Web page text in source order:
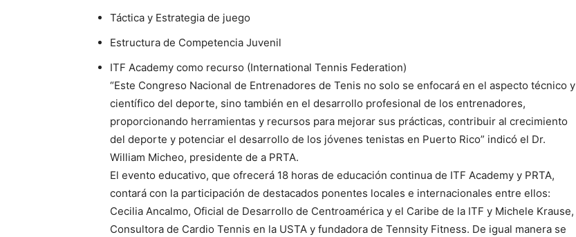
Táctica y Estrategia de juego
Estructura de Competencia Juvenil
ITF Academy como recurso (International Tennis Federation)
“Este Congreso Nacional de Entrenadores de Tenis no solo se enfocará en el aspecto técnico y
científico del deporte, sino también en el desarrollo profesional de los entrenadores,
proporcionando herramientas y recursos para mejorar sus prácticas, contribuir al crecimiento
del deporte y potenciar el desarrollo de los jóvenes tenistas en Puerto Rico” indicó el Dr.
William Micheo, presidente de a PRTA.
El evento educativo, que ofrecerá 18 horas de educación continua de ITF Academy y PRTA,
contará con la participación de destacados ponentes locales e internacionales entre ellos:
Cecilia Ancalmo, Oficial de Desarrollo de Centroamérica y el Caribe de la ITF y Michele Krause,
Consultora de Cardio Tennis en la USTA y fundadora de Tennsity Fitness. De igual manera se